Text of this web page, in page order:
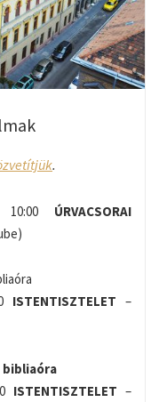
.
10:00 ÚRVACSORAI
ISTENTISZTELET –
ISTENTISZTELET –